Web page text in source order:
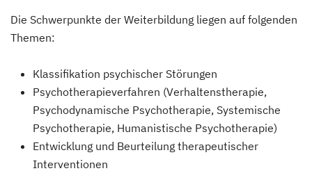
Die Schwerpunkte der Weiterbildung liegen auf folgenden
Themen:
Klassifikation psychischer Störungen
Psychotherapieverfahren (Verhaltenstherapie,
Psychodynamische Psychotherapie, Systemische
Psychotherapie, Humanistische Psychotherapie)
Entwicklung und Beurteilung therapeutischer
Interventionen